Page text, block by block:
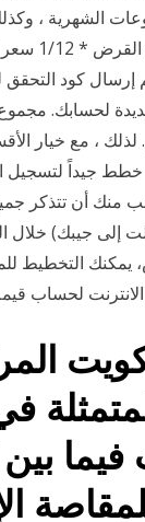
الشهرية ،
إرسال كود
لحسابك.
، مع خيار
التفاضلي ، مبلغ
منك أن تتذكر
إلى جيبك)
التخطيط
لحساب
فيما